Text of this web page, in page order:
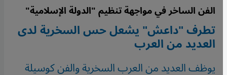
الفن الساخر في مواجهة تنظيم "الدولة الإسلامية"
تطرف "داعش" يشعل حس السخرية لدى
العديد من العرب
يوظف العديد من العرب السخرية والفن كوسيلة